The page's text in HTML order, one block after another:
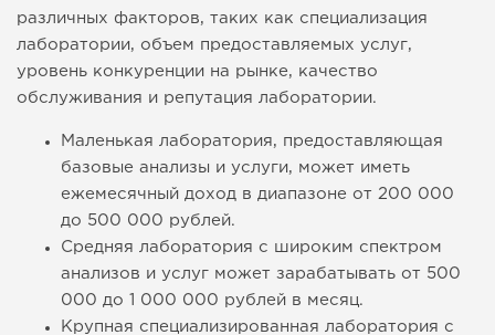
различных факторов, таких как специализация
лаборатории, объем предоставляемых услуг,
уровень конкуренции на рынке, качество
обслуживания и репутация лаборатории.
Маленькая лаборатория, предоставляющая
базовые анализы и услуги, может иметь
ежемесячный доход в диапазоне от 200 000
до 500 000 рублей.
Средняя лаборатория с широким спектром
анализов и услуг может зарабатывать от 500
000 до 1 000 000 рублей в месяц.
Крупная специализированная лаборатория с